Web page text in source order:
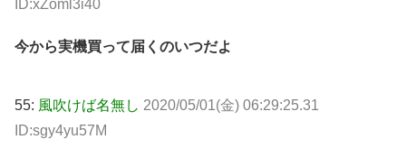
ID:xZoml3i40
今から実機買って届くのいつだよ
55: 風吹けば名無し 2020/05/01(金) 06:29:25.31
ID:sgy4yu57M